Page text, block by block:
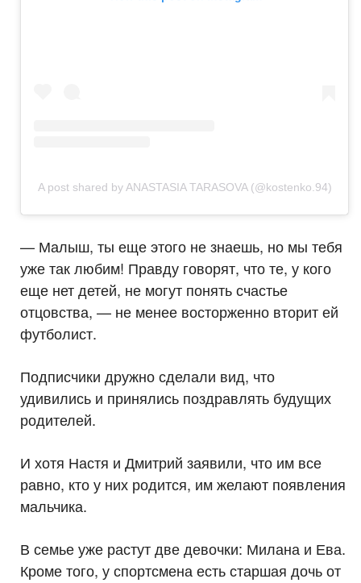
A post shared by ANASTASIA TARASOVA (@kostenko.94)
— Малыш, ты еще этого не знаешь, но мы тебя
уже так любим! Правду говорят, что те, у кого
еще нет детей, не могут понять счастье
отцовства, — не менее восторженно вторит ей
футболист.
Подписчики дружно сделали вид, что
удивились и принялись поздравлять будущих
родителей.
И хотя Настя и Дмитрий заявили, что им все
равно, кто у них родится, им желают появления
мальчика.
В семье уже растут две девочки: Милана и Ева.
Кроме того, у спортсмена есть старшая дочь от